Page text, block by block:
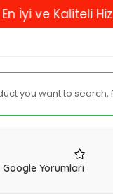
Hizmet
Google Yorumları